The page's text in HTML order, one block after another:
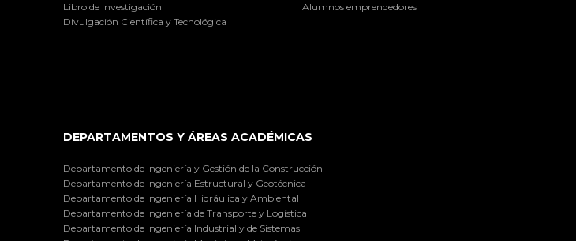
Libro de Investigación
Divulgación Científica y Tecnológica
Alumnos emprendedores
DEPARTAMENTOS Y ÁREAS ACADÉMICAS
Departamento de Ingeniería y Gestión de la Construcción
Departamento de Ingeniería Estructural y Geotécnica
Departamento de Ingeniería Hidráulica y Ambiental
Departamento de Ingeniería de Transporte y Logística
Departamento de Ingeniería Industrial y de Sistemas